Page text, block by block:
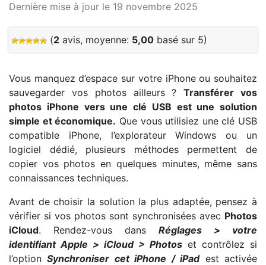
Dernière mise à jour le 19 novembre 2025
(2 avis, moyenne: 5,00 basé sur 5)
Vous manquez d’espace sur votre iPhone ou souhaitez
sauvegarder vos photos ailleurs ?Transférer vos
photos iPhone vers une clé USB est une solution
simple et économique. Que vous utilisiez une clé USB
compatible iPhone, l’explorateur Windows ou un
logiciel dédié, plusieurs méthodes permettent de
copier vos photos en quelques minutes, même sans
connaissances techniques.
Avant de choisir la solution la plus adaptée, pensez à
vérifier si vos photos sont synchronisées avec Photos
iCloud. Rendez-vous dans Réglages > votre
identifiant Apple > iCloud > Photos et contrôlez si
l’optionSynchroniser cet iPhone / iPadest activée